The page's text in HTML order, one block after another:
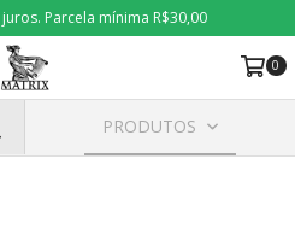
Parcela mínima R$30,00
0
PRODUTOS